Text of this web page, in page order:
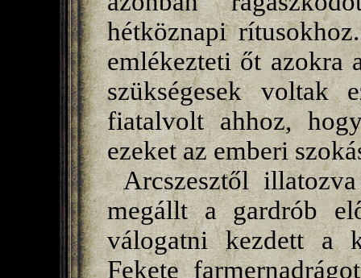
hétköznapi
emlékezteti őt azokra
szükségesek voltak
fiatalvolt ahhoz,
ezeket az emberi
Arcszesztől
megállt a gardrób
válogatni kezdett a
Fekete